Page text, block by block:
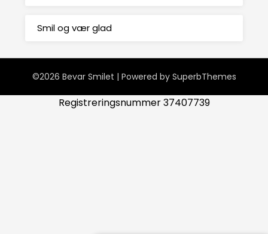
Smil og vær glad
©2026 Bevar Smilet | Powered by SuperbThemes
Registreringsnummer 37407739